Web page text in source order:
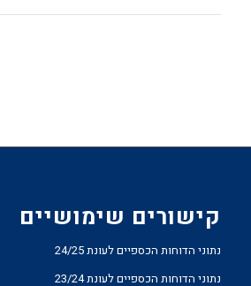
קישורים שימושיים
נתוני הדוחות הכספיים לעונת 24/25
נתוני הדוחות הכספיים לעונת 23/24